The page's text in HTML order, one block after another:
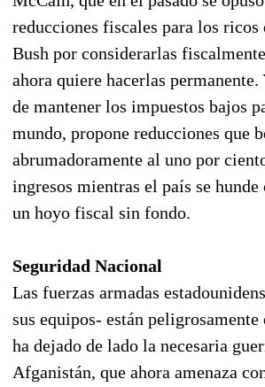
reducciones fiscales para los ricos
Bush por considerarlas
ahora quiere hacerlas permanente.
de mantener los impuestos bajos
mundo, propone reducciones que
abrumadoramente al uno por
ingresos mientras el país se hunde
un hoyo fiscal sin fondo.
Seguridad Nacional
Las fuerzas armadas
sus equipos- están peligrosamente
ha dejado de lado la necesaria
Afganistán, que ahora amenaza